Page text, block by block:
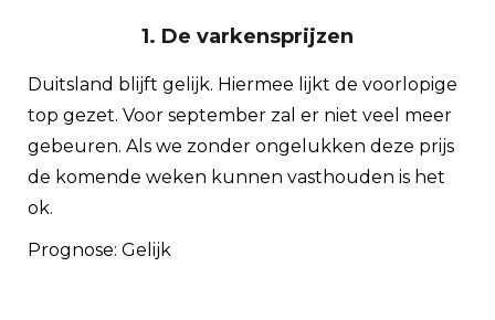
1. De varkensprijzen
Duitsland blijft gelijk. Hiermee lijkt de voorlopige
top gezet. Voor september zal er niet veel meer
gebeuren. Als we zonder ongelukken deze prijs
de komende weken kunnen vasthouden is het
ok.
Prognose: Gelijk